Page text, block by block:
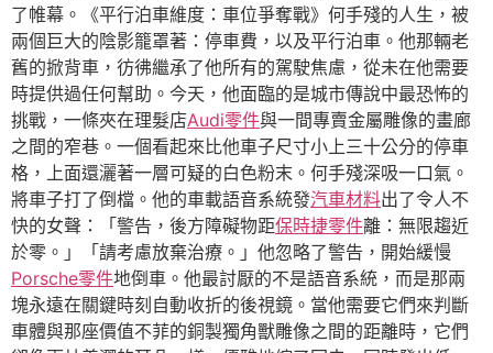
了帷幕。《平行泊車維度：車位爭奪戰》何手殘的人生，被
兩個巨大的陰影籠罩著：停車費，以及平行泊車。他那輛老
舊的掀背車，彷彿繼承了他所有的駕駛焦慮，從未在他需要
時提供過任何幫助。今天，他面臨的是城市傳說中最恐怖的
挑戰，一條夾在理髮店Audi零件與一間專賣金屬雕像的畫廊
之間的窄巷。一個看起來比他車子尺寸小上三十公分的停車
格，上面還灑著一層可疑的白色粉末。何手殘深吸一口氣。
將車子打了倒檔。他的車載語音系統發汽車材料出了令人不
快的女聲：「警告，後方障礙物距保時捷零件離：無限趨近
於零。」「請考慮放棄治療。」他忽略了警告，開始緩慢
Porsche零件地倒車。他最討厭的不是語音系統，而是那兩
塊永遠在關鍵時刻自動收折的後視鏡。當他需要它們來判斷
車體與那座價值不菲的銅製獨角獸雕像之間的距離時，它們